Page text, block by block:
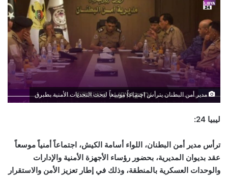
مدير أمن البطنان يترأس اجتماعاً موسعاً لبحث التحديات الأمنية بطبرق
ليبيا 24:
ترأس مدير أمن البطنان، اللواء أسامة الكيش، اجتماعاً أمنياً موسعاً
عقد بديوان المديرية، بحضور رؤساء الأجهزة الأمنية والإدارات
والوحدات العسكرية بالمنطقة، وذلك في إطار تعزيز الأمن والاستقرار